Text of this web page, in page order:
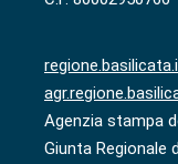
Agenzia stampa
Giunta Regionale